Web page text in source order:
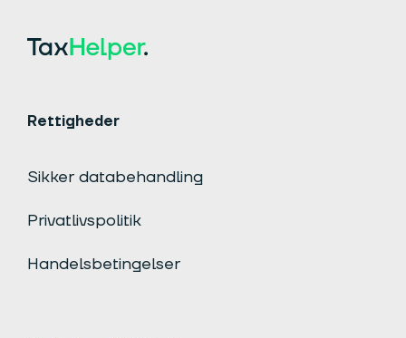
Rettigheder
Sikker databehandling
Privatlivspolitik
Handelsbetingelser